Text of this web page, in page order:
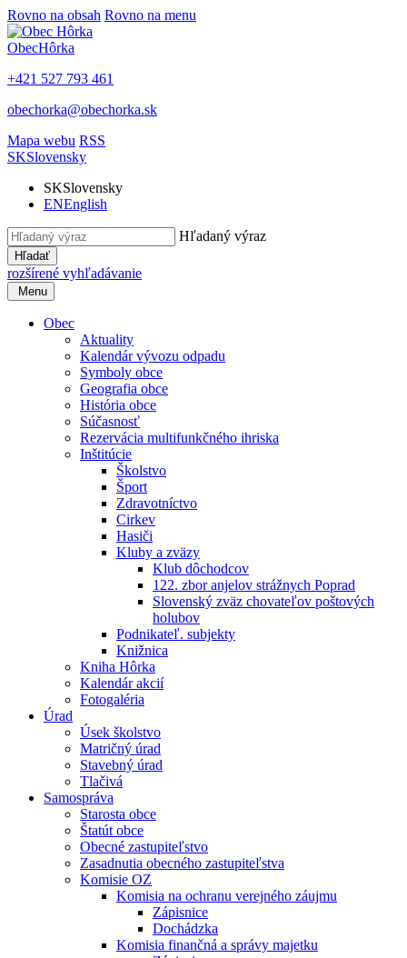
Rovno na obsah Rovno na menu
ObecHôrka
+421 527 793 461
obechorka@obechorka.sk
Mapa webu RSS
SKSlovensky
SKSlovensky
ENEnglish
Hľadaný výraz
Hľadať
rozšírené vyhľadávanie
Menu
Obec
Aktuality
Kalendár vývozu odpadu
Symboly obce
Geografia obce
História obce
Súčasnosť
Rezervácia multifunkčného ihriska
Inštitúcie
Školstvo
Šport
Zdravotníctvo
Cirkev
Hasiči
Kluby a zväzy
Klub dôchodcov
122. zbor anjelov strážnych Poprad
Slovenský zväz chovateľov poštových
holubov
Podnikateľ. subjekty
Knižnica
Kniha Hôrka
Kalendár akcií
Fotogaléria
Úrad
Úsek školstvo
Matričný úrad
Stavebný úrad
Tlačivá
Samospráva
Starosta obce
Štatút obce
Obecné zastupiteľstvo
Zasadnutia obecného zastupiteľstva
Komisie OZ
Komisia na ochranu verejného záujmu
Zápisnice
Dochádzka
Komisia finančná a správy majetku